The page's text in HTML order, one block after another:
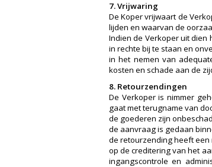
7. Vrijwaring
De Koper vrijwaart de
lijden en waarvan de
Indien de Verkoper uit dien
in rechte bij te staan en
in het nemen van
kosten en schade aan de
8. Retourzendingen
De Verkoper is nimmer
gaat met terugname van
de goederen zijn
de aanvraag is gedaan
de retourzending heeft
op de creditering van het
ingangscontrole en